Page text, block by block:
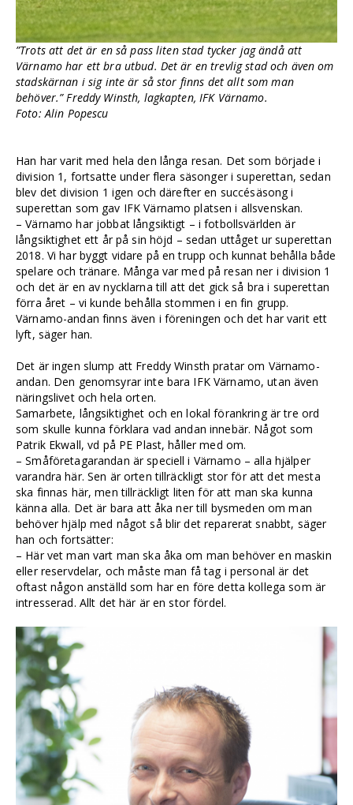
”Trots att det är en så pass liten stad tycker jag ändå att
Värnamo har ett bra utbud. Det är en trevlig stad och även om
stadskärnan i sig inte är så stor finns det allt som man
behöver.” Freddy Winsth, lagkapten, IFK Värnamo.
Foto: Alin Popescu
Han har varit med hela den långa resan. Det som började i
division 1, fortsatte under flera säsonger i superettan, sedan
blev det division 1 igen och därefter en succésäsong i
superettan som gav IFK Värnamo platsen i allsvenskan.
– Värnamo har jobbat långsiktigt – i fotbollsvärlden är
långsiktighet ett år på sin höjd – sedan uttåget ur superettan
2018. Vi har byggt vidare på en trupp och kunnat behålla både
spelare och tränare. Många var med på resan ner i division 1
och det är en av nycklarna till att det gick så bra i superettan
förra året – vi kunde behålla stommen i en fin grupp.
Värnamo-andan finns även i föreningen och det har varit ett
lyft, säger han.
Det är ingen slump att Freddy Winsth pratar om Värnamo-
andan. Den genomsyrar inte bara IFK Värnamo, utan även
näringslivet och hela orten.
Samarbete, långsiktighet och en lokal förankring är tre ord
som skulle kunna förklara vad andan innebär. Något som
Patrik Ekwall, vd på PE Plast, håller med om.
– Småföretagarandan är speciell i Värnamo – alla hjälper
varandra här. Sen är orten tillräckligt stor för att det mesta
ska finnas här, men tillräckligt liten för att man ska kunna
känna alla. Det är bara att åka ner till bysmeden om man
behöver hjälp med något så blir det reparerat snabbt, säger
han och fortsätter:
– Här vet man vart man ska åka om man behöver en maskin
eller reservdelar, och måste man få tag i personal är det
oftast någon anställd som har en före detta kollega som är
intresserad. Allt det här är en stor fördel.